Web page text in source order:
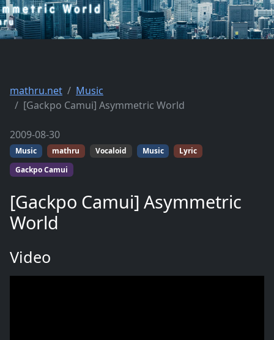
mathru.net
Music
[Gackpo Camui] Asymmetric World
2009-08-30
Music mathru Vocaloid Music
Lyric
Gackpo Camui
[Gackpo Camui] Asymmetric
World
Video